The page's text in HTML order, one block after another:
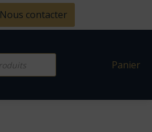
Nous contacter
Panier